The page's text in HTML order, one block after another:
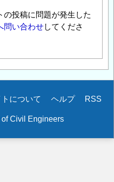
の投稿に問題が発生した
問い合わせしてくださ
について ヘルプ RSS
Civil Engineers